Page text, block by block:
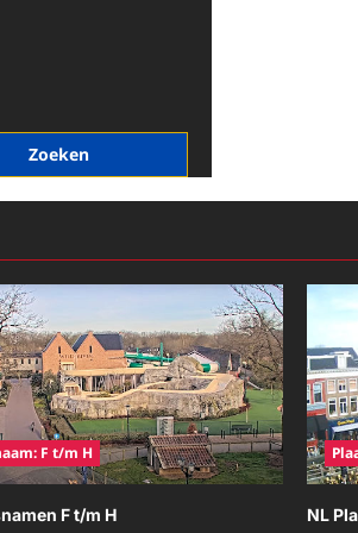
F t/m H
F t/m H NL